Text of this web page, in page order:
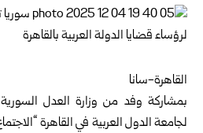
القاهرة-سانا
بمشاركة وفد من وزارة العدل السورية